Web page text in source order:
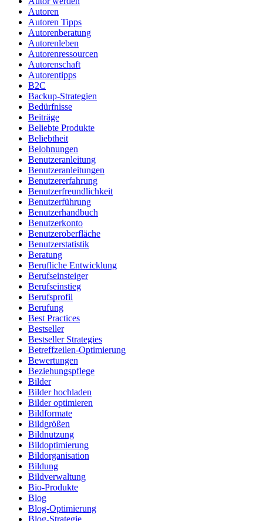
Autoren
Autoren Tipps
Autorenberatung
Autorenleben
Autorenressourcen
Autorenschaft
Autorentipps
B2C
Backup-Strategien
Bedürfnisse
Beiträge
Beliebte Produkte
Beliebtheit
Belohnungen
Benutzeranleitung
Benutzeranleitungen
Benutzererfahrung
Benutzerfreundlichkeit
Benutzerführung
Benutzerhandbuch
Benutzerkonto
Benutzeroberfläche
Benutzerstatistik
Beratung
Berufliche Entwicklung
Berufseinsteiger
Berufseinstieg
Berufsprofil
Berufung
Best Practices
Bestseller
Bestseller Strategies
Betreffzeilen-Optimierung
Bewertungen
Beziehungspflege
Bilder
Bilder hochladen
Bilder optimieren
Bildformate
Bildgrößen
Bildnutzung
Bildoptimierung
Bildorganisation
Bildung
Bildverwaltung
Bio-Produkte
Blog
Blog-Optimierung